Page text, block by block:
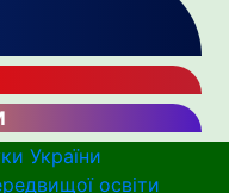
України
освіти